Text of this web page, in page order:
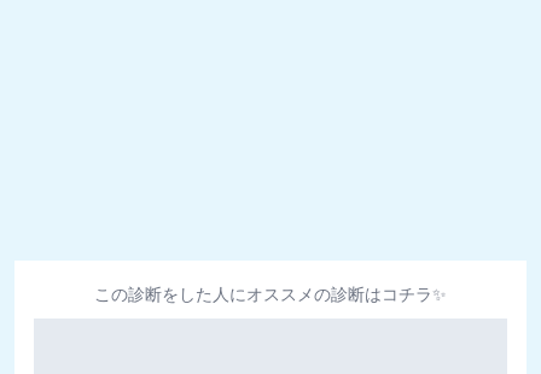
この診断をした人にオススメの診断はコチラ✨